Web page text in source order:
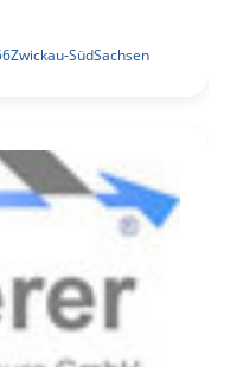
Zwickau-SüdSachsen